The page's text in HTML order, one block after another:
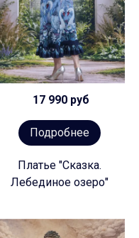
17 990 руб
Подробнее
Платье "Сказка.
Лебединое озеро"